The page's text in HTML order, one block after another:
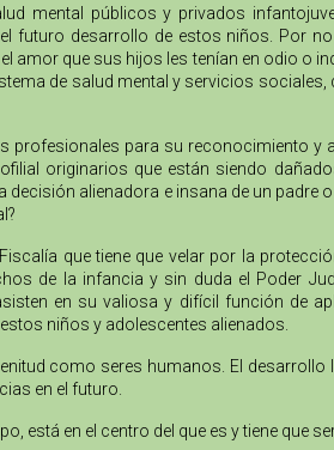
mental públicos y privados
futuro desarrollo de estos niños. Por
amor que sus hijos les tenían en odio o
de salud mental y servicios
profesionales para su reconocimiento
originarios que están siendo
alienadora e insana de un
que tiene que velar por la
de la infancia y sin duda el Poder
en su valiosa y difícil función de
niños y adolescentes alienados.
como seres humanos. El
en el futuro.
está en el centro del que es y tiene que